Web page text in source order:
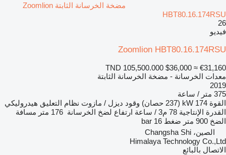
مضخة الخرسانة الثابتة Zoomlion
HBT80.16.174RSU
26
فيديو
Zoomlion HBT80.16.174RSU
TND 105,500.000 $36,000 ≈ €31,160
معدات الخرسانة - مضخة الخرسانة الثابتة
2019
375 متر / ساعة
القوة 174 kW (237 حصان) وقود ديزل / مازوت نظام التعليق هيدروليكي
القدرة الإنتاجية 78 م3 / ساعة ارتفاع لضخ الخرسانة 176 متر
مسافة
الضخ 900 متر ضغط 16 bar
الصين، Changsha Shi
Himalaya Technology Co.,Ltd
الاتصال بالبائع